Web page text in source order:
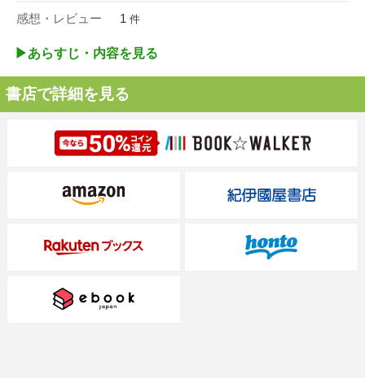
感想・レビュー 1 件
▶︎あらすじ・内容を見る
書店で詳細を見る